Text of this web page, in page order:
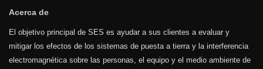
Acerca de
El objetivo principal de SES es ayudar a sus clientes a evaluar y
mitigar los efectos de los sistemas de puesta a tierra y la interferencia
electromagnética sobre las personas, el equipo y el medio ambiente de